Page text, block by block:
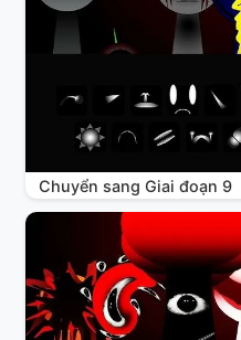
Chuyển sang Giai đoạn 9